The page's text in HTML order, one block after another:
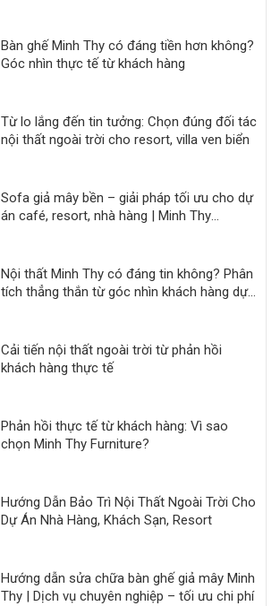
Bàn ghế Minh Thy có đáng tiền hơn không?
Góc nhìn thực tế từ khách hàng
Từ lo lắng đến tin tưởng: Chọn đúng đối tác
nội thất ngoài trời cho resort, villa ven biển
Sofa giả mây bền – giải pháp tối ưu cho dự
án café, resort, nhà hàng | Minh Thy
Nội thất Minh Thy có đáng tin không? Phân
tích thẳng thắn từ góc nhìn khách hàng dự
Cải tiến nội thất ngoài trời từ phản hồi
khách hàng thực tế
Phản hồi thực tế từ khách hàng: Vì sao
chọn Minh Thy Furniture?
Hướng Dẫn Bảo Trì Nội Thất Ngoài Trời Cho
Dự Án Nhà Hàng, Khách Sạn, Resort
Hướng dẫn sửa chữa bàn ghế giả mây Minh
Thy | Dịch vụ chuyên nghiệp – tối ưu chi phí